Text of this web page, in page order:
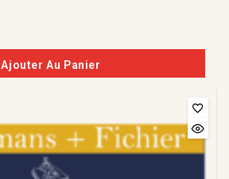
Ajouter Au Panier